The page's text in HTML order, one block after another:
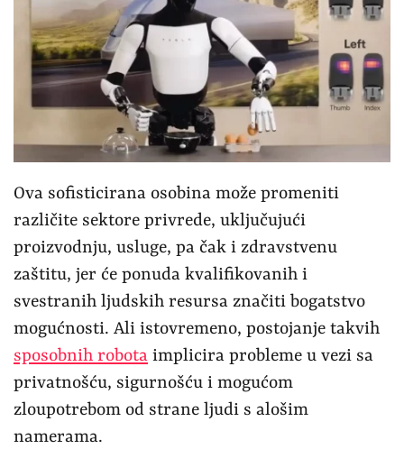
Ova sofisticirana osobina može promeniti
različite sektore privrede, uključujući
proizvodnju, usluge, pa čak i zdravstvenu
zaštitu, jer će ponuda kvalifikovanih i
svestranih ljudskih resursa značiti bogatstvo
mogućnosti. Ali istovremeno, postojanje takvih
sposobnih robota implicira probleme u vezi sa
privatnošću, sigurnošću i mogućom
zloupotrebom od strane ljudi s alošim
namerama.